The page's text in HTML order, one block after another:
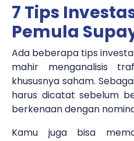
7 Tips
Pemula
Ada beberapa tips
mahir menganalisis
khususnya saham.
harus dicatat sebelum
berkenaan dengan
Kamu juga bisa